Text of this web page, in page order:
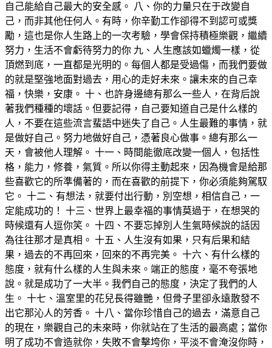
自己能給自己最大的安全感。 八、你的力量只在于改變自
己，而非其他任何人。有時，你辛勤工作卻得不到認可或獎
勵，這也是你人生路上的一次考驗，學會保持積極樂觀，繼續
努力，生活不會虧待努力的你 九、人生應該如蠟燭一樣，從
頂燃到底，一直都是光明的。每個人都是受過傷，而我們要做
的就是堅強地面對過去，用心的走好未來。讓未來的自己幸
福，快樂，安康。 十、也許身邊總有那么一些人，在背后說
著我們種種的壞話。但要記得，自己要知道自己是什么樣的
人，不要在這些流言蜚語中迷失了自己。人生最難的事情，就
是做好自己。努力地做好自己，憑著良心做事。總有那么一
天，會被他人理解。 十一、時間能徹底改變一個人，包括性
格，能力，修養，氣質。所以你得主動起來，因為機會是給那
些喜歡它的所準備著的，而在喜歡的前提下，你必須能夠駕馭
它。 十二、有想法，就要付出行動，別空想，相信自己，一
定能成功的！ 十三、世界上最幸福的事情莫過于，在想哭的
時候還有人逗你笑。 十四、不要忘掉別人生氣時候說的話因
為往往那才是真相。 十五、人生沒有如果，只有后果和結
果，過去的不再回來，回來的不再完美。 十六、有什么樣的
態度，就有什么樣的人生與未來。端正的態度，毫不夸張地
說。就是成功了一大半。我們自己的態度，決定了我們的人
生。 十七、溫室里的花兒長得雖艷，但骨子里卻永遠散發不
出它那沁人的芳香。 十八、當你珍惜自己的過去，滿意自己
的現在，樂觀自己的未來時，你就站在了生活的最高處；當你
明了成功不會造就你，失敗不會擊垮你，平淡不會淹沒你時，